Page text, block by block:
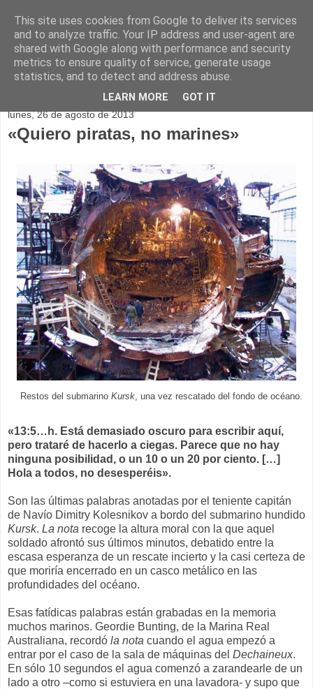
lunes, 26 de agosto de 2013
«Quiero piratas, no marines»
Restos del submarino Kursk , una vez rescatado del fondo de océano.
«13:5…h. Está demasiado oscuro para escribir aquí,
pero trataré de hacerlo a ciegas. Parece que no hay
ninguna posibilidad, o un 10 o un 20 por ciento. […]
Hola a todos, no desesperéis».
Son las últimas palabras anotadas por el teniente capitán
de Navío Dimitry Kolesnikov a bordo del submarino hundido
Kursk. La nota recoge la altura moral con la que aquel
soldado afrontó sus últimos minutos, debatido entre la
escasa esperanza de un rescate incierto y la casi certeza de
que moriría encerrado en un casco metálico en las
profundidades del océano.
Esas fatídicas palabras están grabadas en la memoria
muchos marinos. Geordie Bunting, de la Marina Real
Australiana, recordó la nota cuando el agua empezó a
entrar por el caso de la sala de máquinas del Dechaineux.
En sólo 10 segundos el agua comenzó a zarandearle de un
lado a otro –como si estuviera en una lavadora- y supo que
This site uses cookies from Google to deliver its services
and to analyze traffic. Your IP address and user-agent are
shared with Google along with performance and security
metrics to ensure quality of service, generate usage
statistics, and to detect and address abuse.
LEARN MORE GOT IT